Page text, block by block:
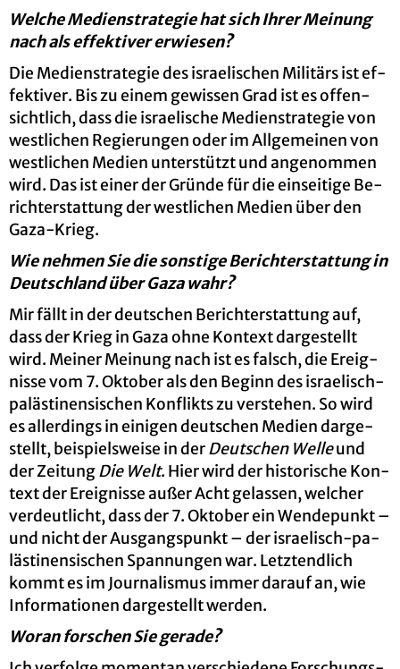
Wel­che Me­di­en­st­ra­te­gie hat sich Ihrer Mei­nung
nach als ef­fek­ti­ver er­wie­sen?
Die Me­di­en­st­ra­te­gie des is­rae­li­schen Mi­li­tärs ist ef­
fek­ti­ver. Bis zu einem ge­wis­sen Grad ist es of­fen­
sicht­lich, dass die is­rae­li­sche Me­di­en­st­ra­te­gie von
west­li­chen Re­gie­run­gen oder im All­ge­mei­nen von
west­li­chen Me­di­en un­ter­stützt und an­ge­nom­men
wird. Das ist einer der Grün­de für die ein­sei­ti­ge Be­
richt­erstat­tung der west­li­chen Me­di­en über den
Gaza-Krieg.
Wie neh­men Sie die sons­ti­ge Be­richt­erstat­tung in
Deutsch­land über Gaza wahr?
Mir fällt in der deut­schen Be­richt­erstat­tung auf,
dass der Krieg in Gaza ohne Kon­text dar­ge­stellt
wird. Mei­ner Mei­nung nach ist es falsch, die Er­eig­
nis­se vom 7. Ok­to­ber als den Be­ginn des is­rae­lisch-
pa­läs­ti­nen­si­schen Kon­flikts zu ver­ste­hen. So wird
es al­ler­dings in ei­ni­gen deut­schen Me­di­en dar­ge­
stellt, bei­spiels­wei­se in derDeut­schen Welleund
der Zei­tungDie Welt. Hier wird der his­to­ri­sche Kon­
text der Er­eig­nis­se außer Acht ge­las­sen, wel­cher
ver­deut­licht, dass der 7. Ok­to­ber ein Wen­de­punkt –
und nicht der Aus­gangs­punkt – der is­rae­lisch-pa­
läs­ti­nen­si­schen Span­nun­gen war. Letzt­end­lich
kommt es im Jour­na­lis­mus immer dar­auf an, wie
In­for­ma­tio­nen dar­ge­stellt wer­den.
Woran for­schen Sie ge­ra­de?